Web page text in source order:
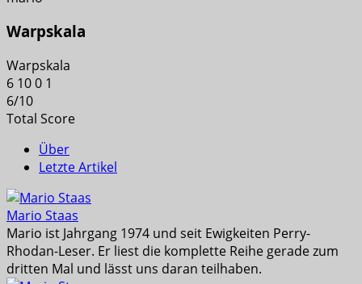
Warpskala
Warpskala
6 100 1
6/10
Total Score
Über
Letzte Artikel
Mario Staas
Mario ist Jahrgang 1974 und seit Ewigkeiten Perry-
Rhodan-Leser. Er liest die komplette Reihe gerade zum
dritten Mal und lässt uns daran teilhaben.